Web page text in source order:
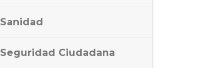
Sanidad
Seguridad Ciudadana